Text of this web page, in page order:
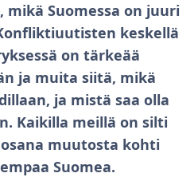
Suomessa on juuri
keskellä
on tärkeää
ja muita siitä, mikä
ja mistä saa olla
Kaikilla meillä on silti
muutosta kohti
Suomea.